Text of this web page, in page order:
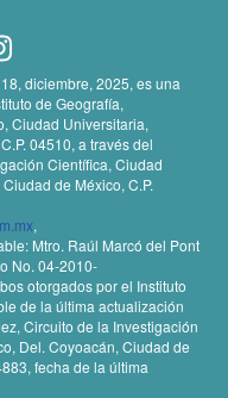
diciembre, 2025, es una
de Geografía,
Ciudad Universitaria,
04510, a través del
Científica, Ciudad
de México, C.P.
,
Mtro. Raúl Marcó del Pont
No. 04-2010-
otorgados por el Instituto
de la última actualización
Circuito de la Investigación
Del. Coyoacán, Ciudad de
fecha de la última